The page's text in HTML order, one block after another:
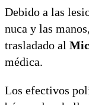
Debido a las
nuca y las
trasladado al
médica.
Los efectivos